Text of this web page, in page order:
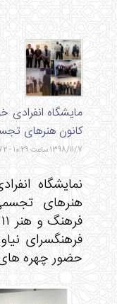
مایشگاه
کانون هنرهای تجسمی مرکز ۱۱ تهران در
1398/11/7 ساعت 10:29 - 872 بازدید - 1 نظر
نمایشگاه
هنرهای
فرهنگسرای
حضور چهره